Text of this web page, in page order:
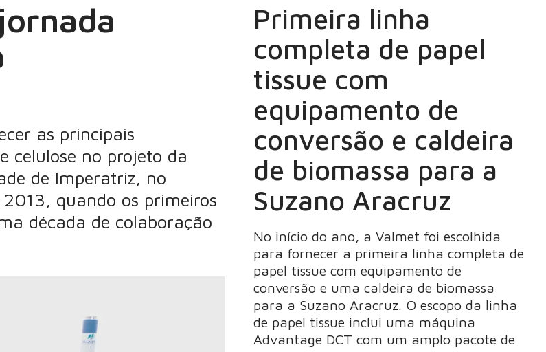
as principais
celulose no projeto da
de Imperatriz, no
quando os primeiros
década de colaboração
Primeira linha
completa de papel
tissue com
equipamento de
conversão e caldeira
de biomassa para a
Suzano Aracruz
No início do ano, a Valmet foi escolhida
para fornecer a primeira linha completa de
papel tissue com equipamento de
conversão e uma caldeira de biomassa
para a Suzano Aracruz. O escopo da linha
de papel tissue inclui uma máquina
Advantage DCT com um amplo pacote de